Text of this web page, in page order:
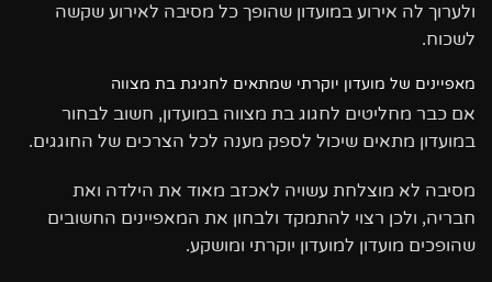
ולערוך לה אירוע במועדון שהופך כל מסיבה לאירוע שקשה
לשכוח.
מאפיינים של מועדון יוקרתי שמתאים לחגיגת בת מצווה
אם כבר מחליטים לחגוג בת מצווה במועדון, חשוב לבחור
במועדון מתאים שיכול לספק מענה לכל הצרכים של החוגגים.
מסיבה לא מוצלחת עשויה לאכזב מאוד את הילדה ואת
חבריה, ולכן רצוי להתמקד ולבחון את המאפיינים החשובים
שהופכים מועדון למועדון יוקרתי ומושקע.